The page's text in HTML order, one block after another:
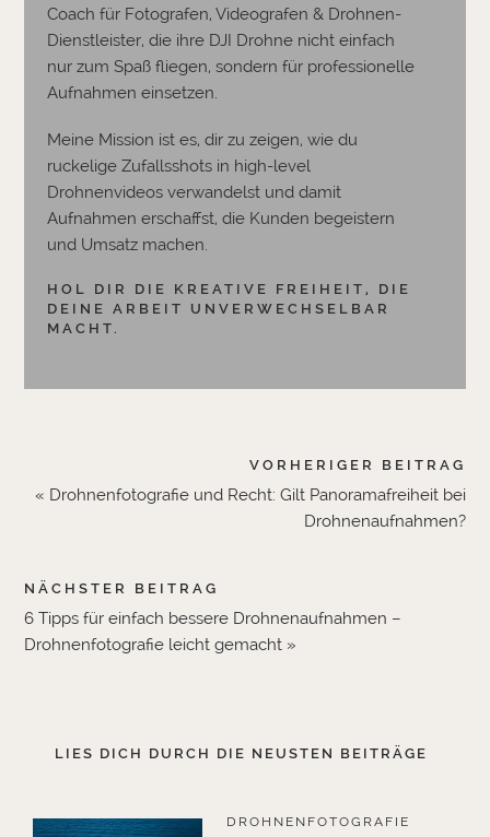
Coach für Fotografen, Videografen & Drohnen-
Dienstleister, die ihre DJI Drohne nicht einfach
nur zum Spaß fliegen, sondern für professionelle
Aufnahmen einsetzen.
Meine Mission ist es, dir zu zeigen, wie du
ruckelige Zufallsshots in high-level
Drohnenvideos verwandelst und damit
Aufnahmen erschaffst, die Kunden begeistern
und Umsatz machen.
HOL DIR DIE KREATIVE FREIHEIT, DIE
DEINE ARBEIT UNVERWECHSELBAR
MACHT.
VORHERIGER BEITRAG
« Drohnenfotografie und Recht: Gilt Panoramafreiheit bei
Drohnenaufnahmen?
NÄCHSTER BEITRAG
6 Tipps für einfach bessere Drohnenaufnahmen –
Drohnenfotografie leicht gemacht »
LIES DICH DURCH DIE NEUSTEN BEITRÄGE
DROHNENFOTOGRAFIE